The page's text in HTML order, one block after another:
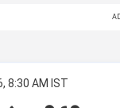
8:30 AM IST